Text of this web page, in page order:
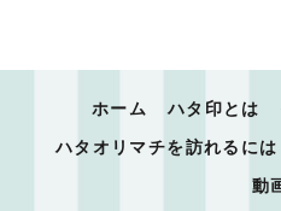
ホーム ハタ印とは
ハタオリマチを訪れるには
動